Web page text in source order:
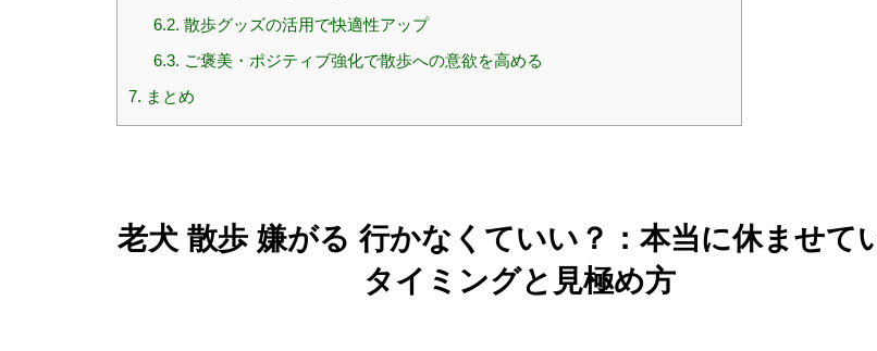
6.2. 散歩グッズの活用で快適性アップ
6.3. ご褒美・ポジティブ強化で散歩への意欲を高める
7. まとめ
老犬 散歩 嫌がる 行かなくていい？：本当に休ませて
タイミングと見極め方